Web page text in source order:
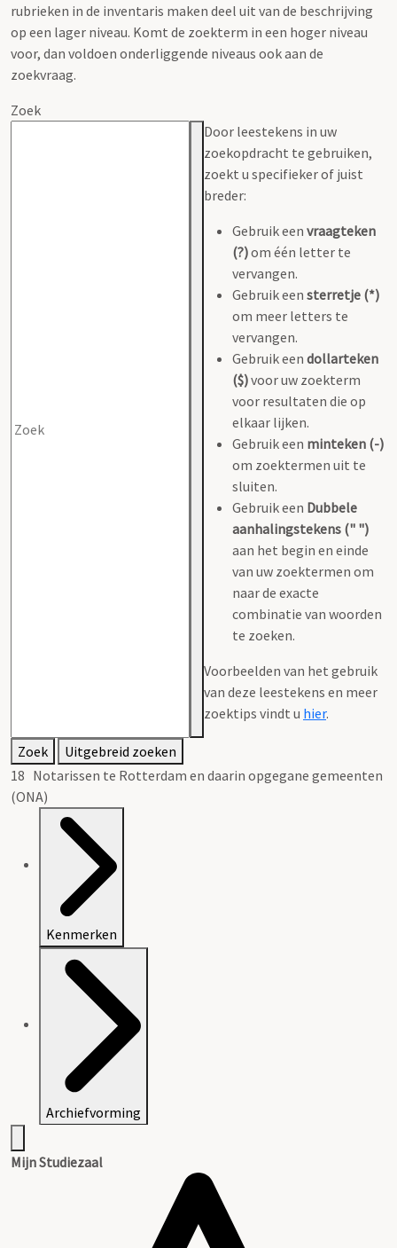
rubrieken in de inventaris maken deel uit van de beschrijving
op een lager niveau. Komt de zoekterm in een hoger niveau
voor, dan voldoen onderliggende niveaus ook aan de
zoekvraag.
Zoek
Door leestekens in uw
zoekopdracht te gebruiken,
zoekt u specifieker of juist
breder:
Gebruik een vraagteken
(?)om één letter te
vervangen.
Gebruik een sterretje (*)
om meer letters te
vervangen.
Gebruik een dollarteken
($)voor uw zoekterm
voor resultaten die op
elkaar lijken.
Gebruik een minteken (-)
om zoektermen uit te
sluiten.
Gebruik een Dubbele
aanhalingstekens (" ")
aan het begin en einde
van uw zoektermen om
naar de exacte
combinatie van woorden
te zoeken.
Voorbeelden van het gebruik
van deze leestekens en meer
zoektips vindt u hier.
Zoek
Uitgebreid zoeken
18 Notarissen te Rotterdam en daarin opgegane gemeenten
(ONA)
Kenmerken
Archiefvorming
Mijn Studiezaal